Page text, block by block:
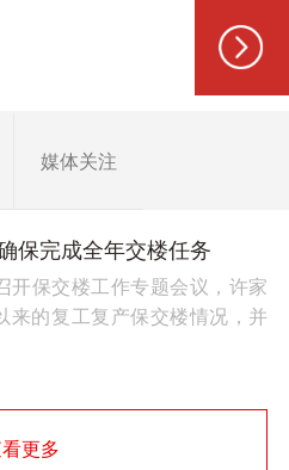
媒体关注
保完成全年交楼任务
开保交楼工作专题会议，许家
来的复工复产保交楼情况，并
更多